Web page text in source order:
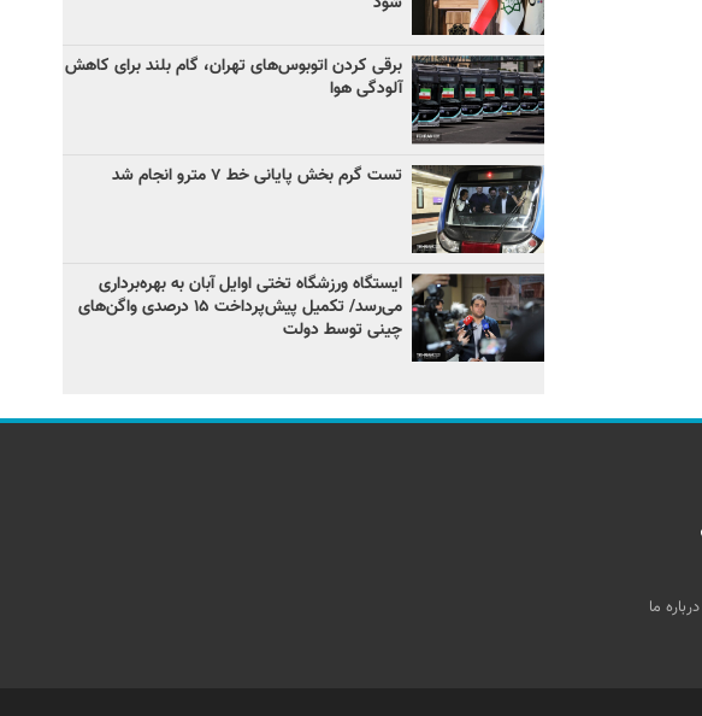
برقی کردن اتوبوس‌های تهران، گام بلند برای کاهش
آلودگی هوا
تست گرم بخش پایانی خط ۷ مترو انجام شد
ایستگاه ورزشگاه تختی اوایل آبان به بهره‌برداری
می‌رسد/ تکمیل پیش‌پرداخت ۱۵ درصدی واگن‌های
چینی توسط دولت
درباره ما